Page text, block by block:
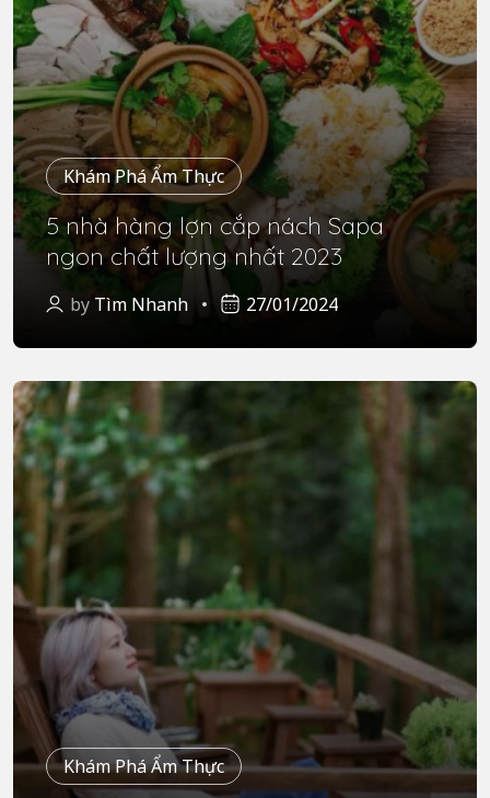
Khám Phá Ẩm Thực
5 nhà hàng lợn cắp nách Sapa
ngon chất lượng nhất 2023
by Tìm Nhanh 27/01/2024
Khám Phá Ẩm Thực